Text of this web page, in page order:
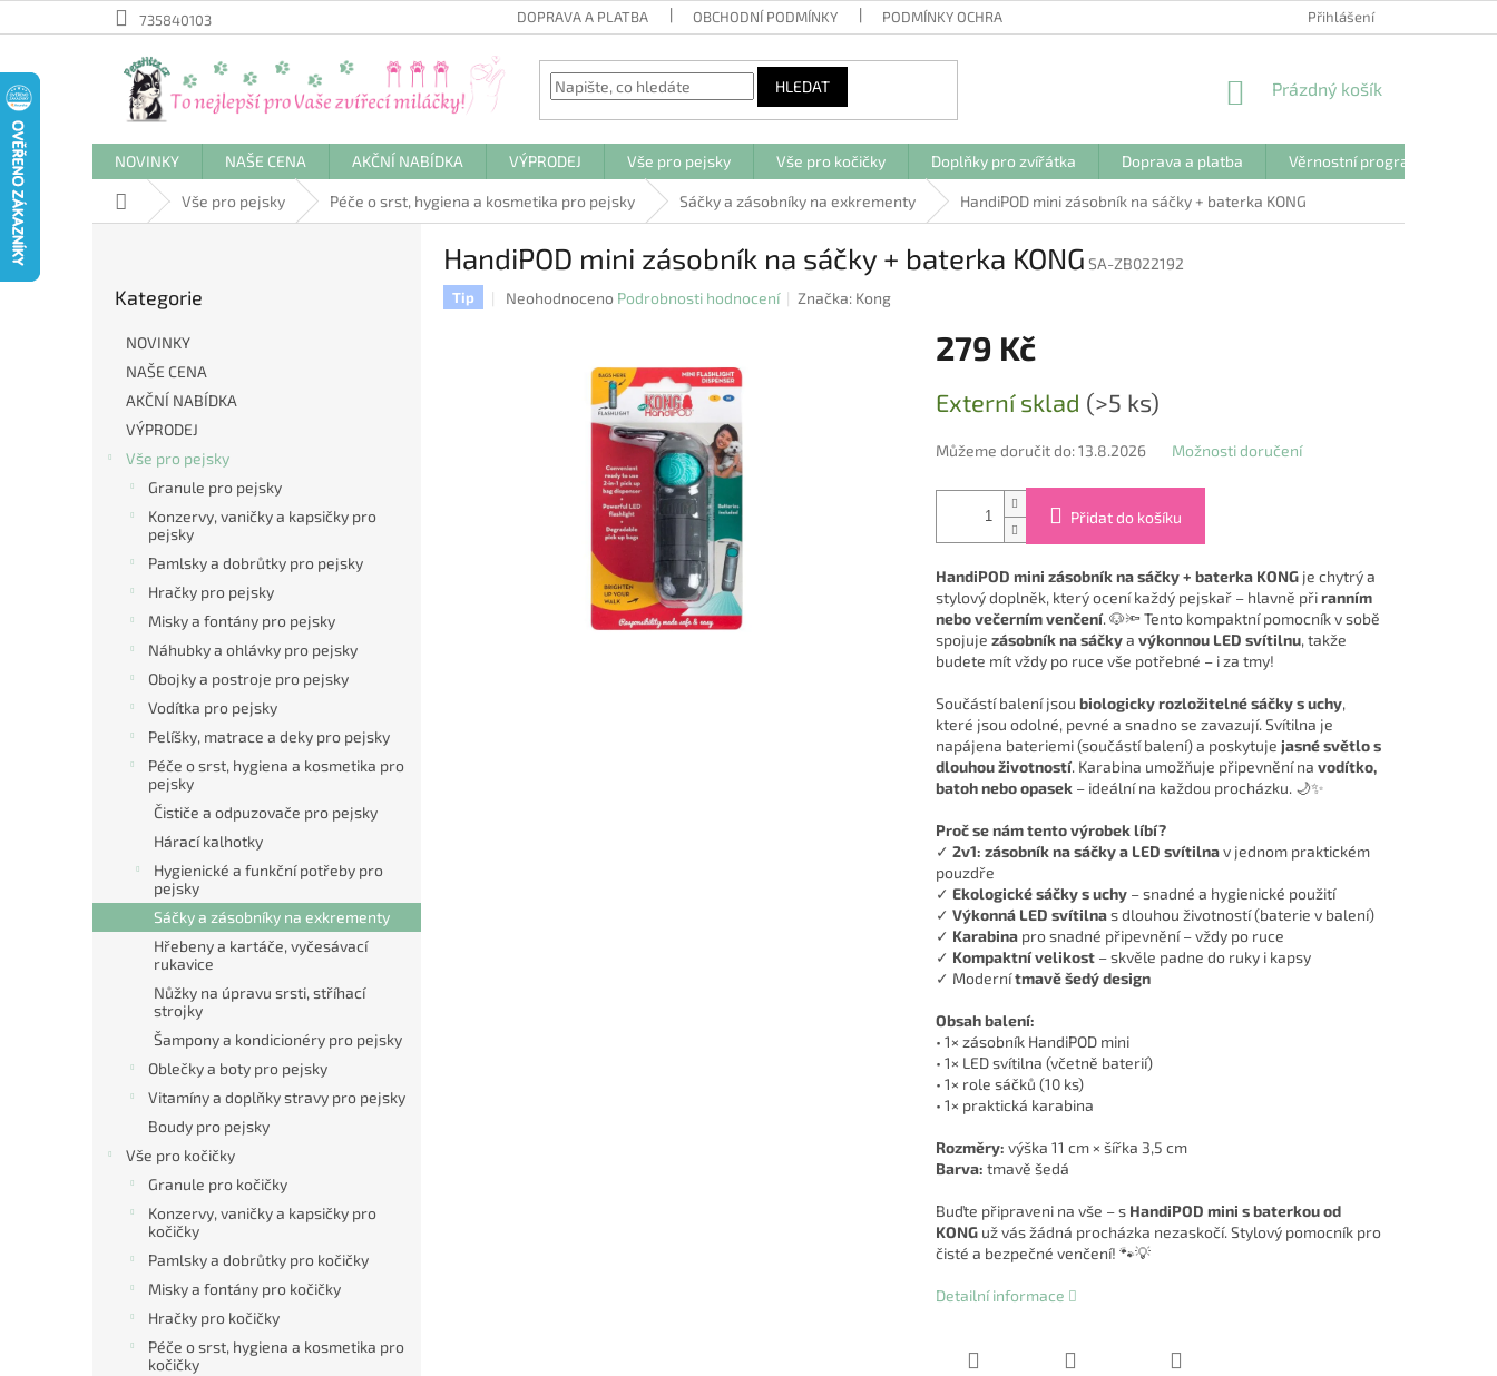
na
735840103 DOPRAVA A PLATBA OBCHODNÍ PODMÍNKY PODMÍNKY OCHRANY OSOBNÍCH ÚDAJŮ Přihlášení
HLEDAT
NÁKUPNÍ
Prázdný košík
NOVINKY NAŠE CENA AKČNÍ NABÍDKA VÝPRODEJ Vše pro pejsky Vše pro kočičky Doplňky pro zvířátka Doprava a platba Věrnostní program
Domů Vše pro pejsky Péče o srst, hygiena a kosmetika pro pejsky Sáčky a zásobníky na exkrementy HandiPOD mini zásobník na sáčky + baterka KONG
kategorie
Kategorie
NOVINKY
NAŠE CENA
AKČNÍ NABÍDKA
VÝPRODEJ
Vše pro pejsky
Granule pro pejsky
Konzervy, vaničky a kapsičky pro
pejsky
Pamlsky a dobrůtky pro pejsky
Hračky pro pejsky
Misky a fontány pro pejsky
Náhubky a ohlávky pro pejsky
Obojky a postroje pro pejsky
Vodítka pro pejsky
Pelíšky, matrace a deky pro pejsky
Péče o srst, hygiena a kosmetika pro
pejsky
Čističe a odpuzovače pro pejsky
Hárací kalhotky
Hygienické a funkční potřeby pro
pejsky
Sáčky a zásobníky na exkrementy
Hřebeny a kartáče, vyčesávací
rukavice
Nůžky na úpravu srsti, stříhací
strojky
Šampony a kondicionéry pro pejsky
Oblečky a boty pro pejsky
Vitamíny a doplňky stravy pro pejsky
Boudy pro pejsky
Vše pro kočičky
Granule pro kočičky
Konzervy, vaničky a kapsičky pro
kočičky
Pamlsky a dobrůtky pro kočičky
Misky a fontány pro kočičky
Hračky pro kočičky
Péče o srst, hygiena a kosmetika pro
kočičky
HandiPOD mini zásobník na sáčky + baterka KONG SA-ZB022192
Tip
Průměrné
Neohodnoceno Podrobnosti hodnocení Značka: Kong
279 Kč
cena:
Externí sklad (>5 ks)
Můžeme doručit do: 13.8.2026 Možnosti doručení
Přidat do košíku
HandiPOD mini zásobník na sáčky + baterka KONGje chytrý a
stylový doplněk, který ocení každý pejskař – hlavně přiranním
nebo večerním venčení. 🐶🔦 Tento kompaktní pomocník v sobě
spojuje zásobník na sáčkya výkonnou LED svítilnu, takže
budete mít vždy po ruce vše potřebné – i za tmy!
Součástí balení jsou biologicky rozložitelné sáčky s uchy,
které jsou odolné, pevné a snadno se zavazují. Svítilna je
napájena bateriemi (součástí balení) a poskytuje jasné světlo s
dlouhou životností. Karabina umožňuje připevnění na vodítko,
batoh nebo opasek– ideální na každou procházku. 🌙✨
Proč se nám tento výrobek líbí?
✓ 2v1: zásobník na sáčky a LED svítilnav jednom praktickém
pouzdře
✓ Ekologické sáčky s uchy– snadné a hygienické použití
✓ Výkonná LED svítilnas dlouhou životností (baterie v balení)
✓ Karabinapro snadné připevnění – vždy po ruce
✓ Kompaktní velikost– skvěle padne do ruky i kapsy
✓ Modernítmavě šedý design
Obsah balení:
• 1× zásobník HandiPOD mini
• 1× LED svítilna (včetně baterií)
• 1× role sáčků (10 ks)
• 1× praktická karabina
Rozměry: výška 11 cm × šířka 3,5 cm
Barva: tmavě šedá
Buďte připraveni na vše – s HandiPOD mini s baterkou od
KONGuž vás žádná procházka nezaskočí. Stylový pomocník pro
čisté a bezpečné venčení! 🐾💡
Detailní informace